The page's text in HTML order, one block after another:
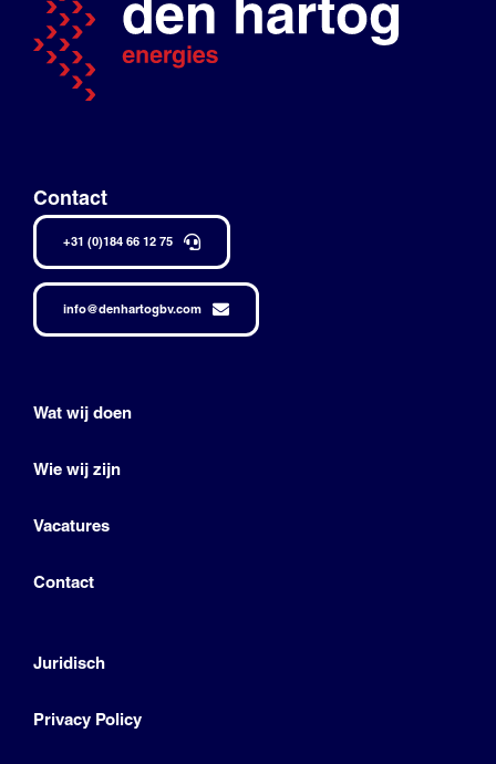
Contact
+31 (0)184 66 12 75
info@denhartogbv.com
Wat wij doen
Wie wij zijn
Vacatures
Contact
Juridisch
Privacy Policy